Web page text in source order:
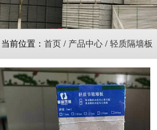
当前位置： 首页 / 产品中心 / 轻质隔墙板